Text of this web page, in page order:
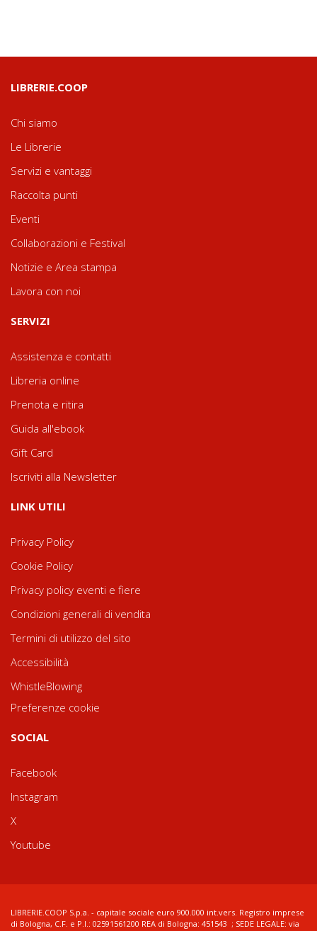
LIBRERIE.COOP
Chi siamo
Le Librerie
Servizi e vantaggi
Raccolta punti
Eventi
Collaborazioni e Festival
Notizie e Area stampa
Lavora con noi
SERVIZI
Assistenza e contatti
Libreria online
Prenota e ritira
Guida all'ebook
Gift Card
Iscriviti alla Newsletter
LINK UTILI
Privacy Policy
Cookie Policy
Privacy policy eventi e fiere
Condizioni generali di vendita
Termini di utilizzo del sito
Accessibilità
WhistleBlowing
Preferenze cookie
SOCIAL
Facebook
Instagram
X
Youtube
LIBRERIE.COOP S.p.a. - capitale sociale euro 900.000 int.vers. Registro imprese
di Bologna, C.F. e P.I.: 02591561200 REA di Bologna: 451543 ; SEDE LEGALE: via